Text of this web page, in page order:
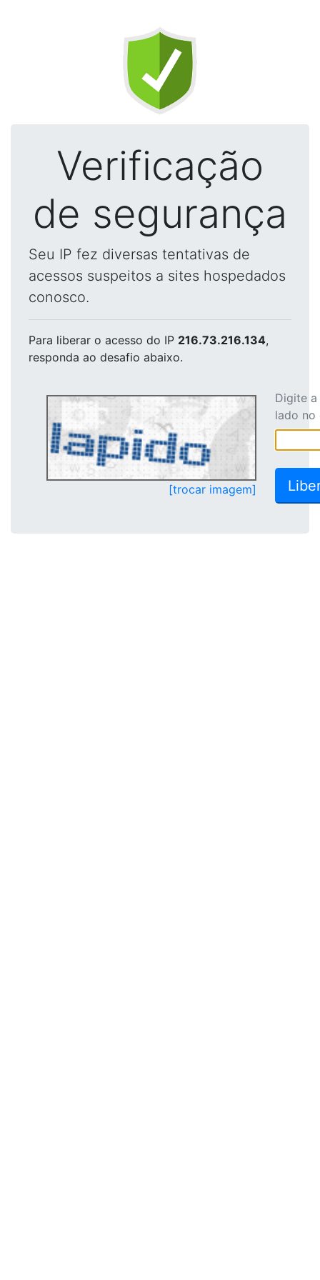
Verificação
de segurança
Seu IP fez diversas tentativas de
acessos suspeitos a sites hospedados
conosco.
Para liberar o acesso do IP 216.73.216.134,
responda ao desafio abaixo.
[trocar imagem]
Digite
lado no